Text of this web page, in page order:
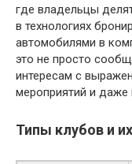
где владельцы
в технологиях
автомобилями в
это не просто
интересам с
мероприятий и даже
Типы клубов и